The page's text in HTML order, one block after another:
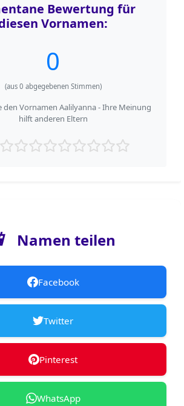
Bewertung für
Vornamen:
0
(aus 0 abgegebenen Stimmen)
den Vornamen Aalilyanna - Ihre Meinung
hilft anderen Eltern
Namen teilen
Facebook
Twitter
Pinterest
WhatsApp